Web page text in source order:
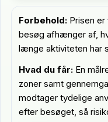
Forbehold: Prisen er
besøg afhænger af,
længe aktiviteten har
Hvad du får: En
zoner samt
modtager tydelige
efter besøget, så